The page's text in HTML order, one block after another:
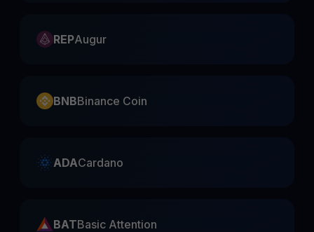
REPAugur
BNBBinance Coin
ADACardano
BATBasic Attention